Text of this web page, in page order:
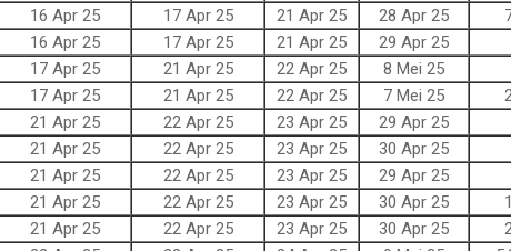
16 Apr 25 17 Apr 25 21 Apr 25 28 Apr 25
16 Apr 25 17 Apr 25 21 Apr 25 29 Apr 25
17 Apr 25 21 Apr 25 22 Apr 25 8 Mei 25
17 Apr 25 21 Apr 25 22 Apr 25 7 Mei 25
21 Apr 25 22 Apr 25 23 Apr 25 29 Apr 25
21 Apr 25 22 Apr 25 23 Apr 25 30 Apr 25
21 Apr 25 22 Apr 25 23 Apr 25 29 Apr 25
21 Apr 25 22 Apr 25 23 Apr 25 30 Apr 25
21 Apr 25 22 Apr 25 23 Apr 25 30 Apr 25